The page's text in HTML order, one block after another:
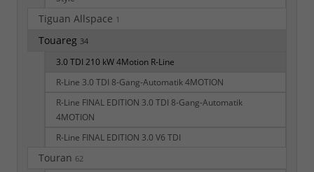
Tiguan Allspace 1
Touareg 34
3.0 TDI 210 kW 4Motion R-Line
R-Line 3.0 TDI 8-Gang-Automatik 4MOTION
R-Line FINAL EDITION 3.0 TDI 8-Gang-Automatik
4MOTION
R-Line FINAL EDITION 3.0 V6 TDI
Touran 62